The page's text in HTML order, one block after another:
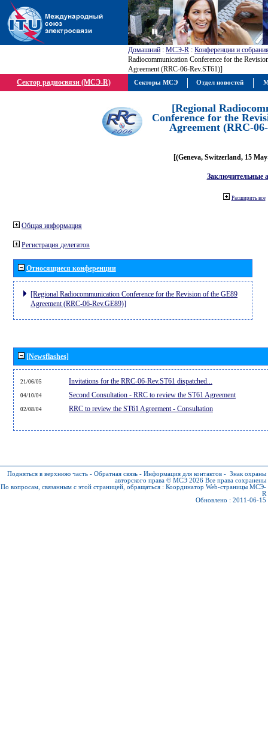
Домашний : МСЭ-R : Конференции и
Radiocommunication Conference for the
Agreement (RRC-06-Rev.ST61)]
Сектор радиосвязи (МСЭ-R)
[Regional
Conference for the
Agreement (RRC-
[(Geneva, Switzerland, 15
Заключительные
Расширить все
Общая информация
Регистрация делегатов
Относящиеся конференции
[Regional Radiocommunication Conference for the Revision of the GE89
Agreement (RRC-06-Rev.GE89)]
[Newsflashes]
21/06/05 Invitations for the RRC-06-Rev.ST61 dispatched...
04/10/04 Second Consultation - RRC to review the ST61 Agreement
02/08/04 RRC to review the ST61 Agreement - Consultation
Подняться в верхнюю часть - Обратная связь - Информация для контактов - Знак охраны
авторского права © МСЭ 2026 Все права сохранены
По вопросам, связанным с этой страницей, обращаться : Координатор Web-страницы МСЭ-
R
Обновлено : 2011-06-15
Секторы МСЭ Отдел новостей